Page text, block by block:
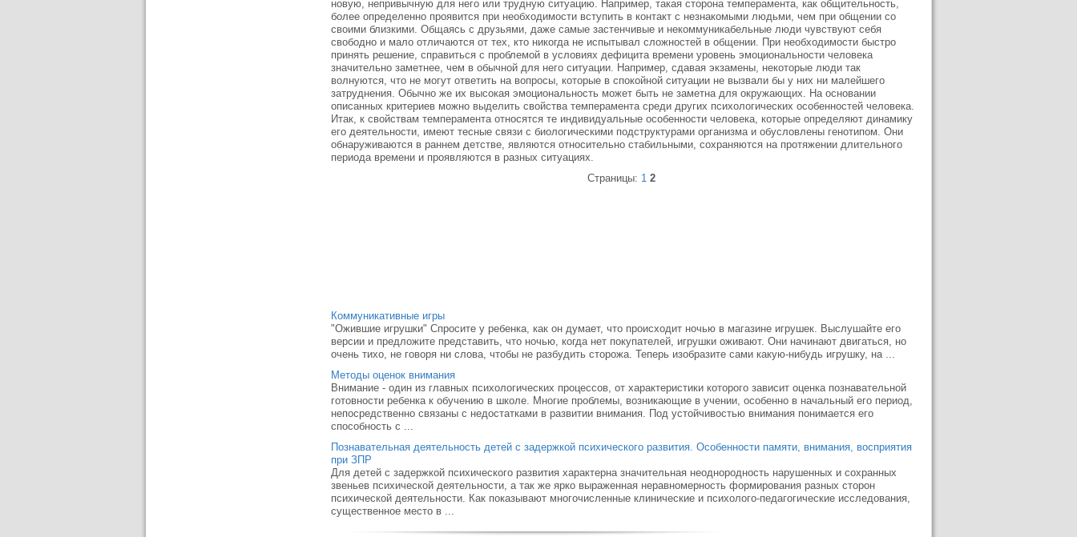
новую, непривычную для него или трудную ситуацию. Например, такая сторона темперамента, как общительность,
более определенно проявится при необходимости вступить в контакт с незнакомыми людьми, чем при общении со
своими близкими. Общаясь с друзьями, даже самые застенчивые и некоммуникабельные люди чувствуют себя
свободно и мало отличаются от тех, кто никогда не испытывал сложностей в общении. При необходимости быстро
принять решение, справиться с проблемой в условиях дефицита времени уровень эмоциональности человека
значительно заметнее, чем в обычной для него ситуации. Например, сдавая экзамены, некоторые люди так
волнуются, что не могут ответить на вопросы, которые в спокойной ситуации не вызвали бы у них ни малейшего
затруднения. Обычно же их высокая эмоциональность может быть не заметна для окружающих. На основании
описанных критериев можно выделить свойства темперамента среди других психологических особенностей человека.
Итак, к свойствам темперамента относятся те индивидуальные особенности человека, которые определяют динамику
его деятельности, имеют тесные связи с биологическими подструктурами организма и обусловлены генотипом. Они
обнаруживаются в раннем детстве, являются относительно стабильными, сохраняются на протяжении длительного
периода времени и проявляются в разных ситуациях.
Страницы: 1 2
Коммуникативные игры
"Ожившие игрушки" Спросите у ребенка, как он думает, что происходит ночью в магазине игрушек. Выслушайте его
версии и предложите представить, что ночью, когда нет покупателей, игрушки оживают. Они начинают двигаться, но
очень тихо, не говоря ни слова, чтобы не разбудить сторожа. Теперь изобразите сами какую-нибудь игрушку, на ...
Методы оценок внимания
Внимание - один из главных психологических процессов, от характеристики которого зависит оценка познавательной
готовности ребенка к обучению в школе. Многие проблемы, возникающие в учении, особенно в начальный его период,
непосредственно связаны с недостатками в развитии внимания. Под устойчивостью внимания понимается его
способность с ...
Познавательная деятельность детей с задержкой психического развития. Особенности памяти, внимания, восприятия
при ЗПР
Для детей с задержкой психического развития характерна значительная неоднородность нарушенных и сохранных
звеньев психической деятельности, а так же ярко выраженная неравномерность формирования разных сторон
психической деятельности. Как показывают многочисленные клинические и психолого-педагогические исследования,
существенное место в ...